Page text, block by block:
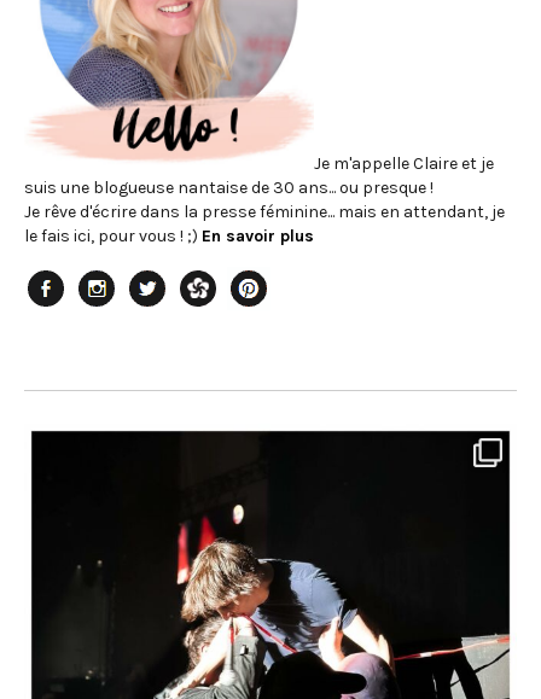
Je m'appelle Claire et je
suis une blogueuse nantaise de 30 ans... ou presque !
Je rêve d'écrire dans la presse féminine... mais en attendant, je
le fais ici, pour vous ! ;) En savoir plus